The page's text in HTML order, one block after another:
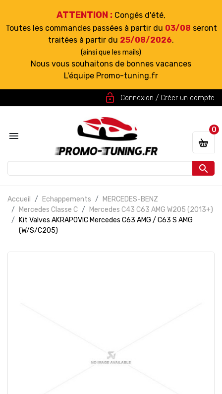
ATTENTION : Congés d'été,
Toutes les commandes passées à partir du 03/08 seront
traitées à partir du 25/08/2026.
(ainsi que les mails)
Nous vous souhaitons de bonnes vacances
L'équipe Promo-tuning.fr
lock_open Connexion / Créer un compte


0
Accueil Echappements
MERCEDES-BENZ
Mercedes Classe C
Mercedes C43 C63 AMG W205 (2013+)
Kit Valves AKRAPOVIC Mercedes C63 AMG / C63 S AMG
(W/S/C205)